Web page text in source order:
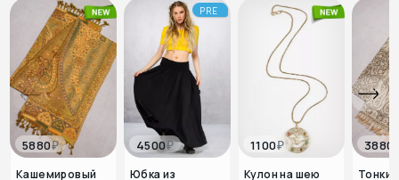
5880₽
Кашемировый
PRE
4500₽
Юбка из
1100₽
Кулон на шею
3880